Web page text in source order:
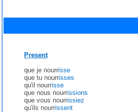
Present
que je nourrisse
que tu nourrisses
qu'il nourrisse
que nous nourrissions
que vous nourrissiez
qu'ils nourrissent